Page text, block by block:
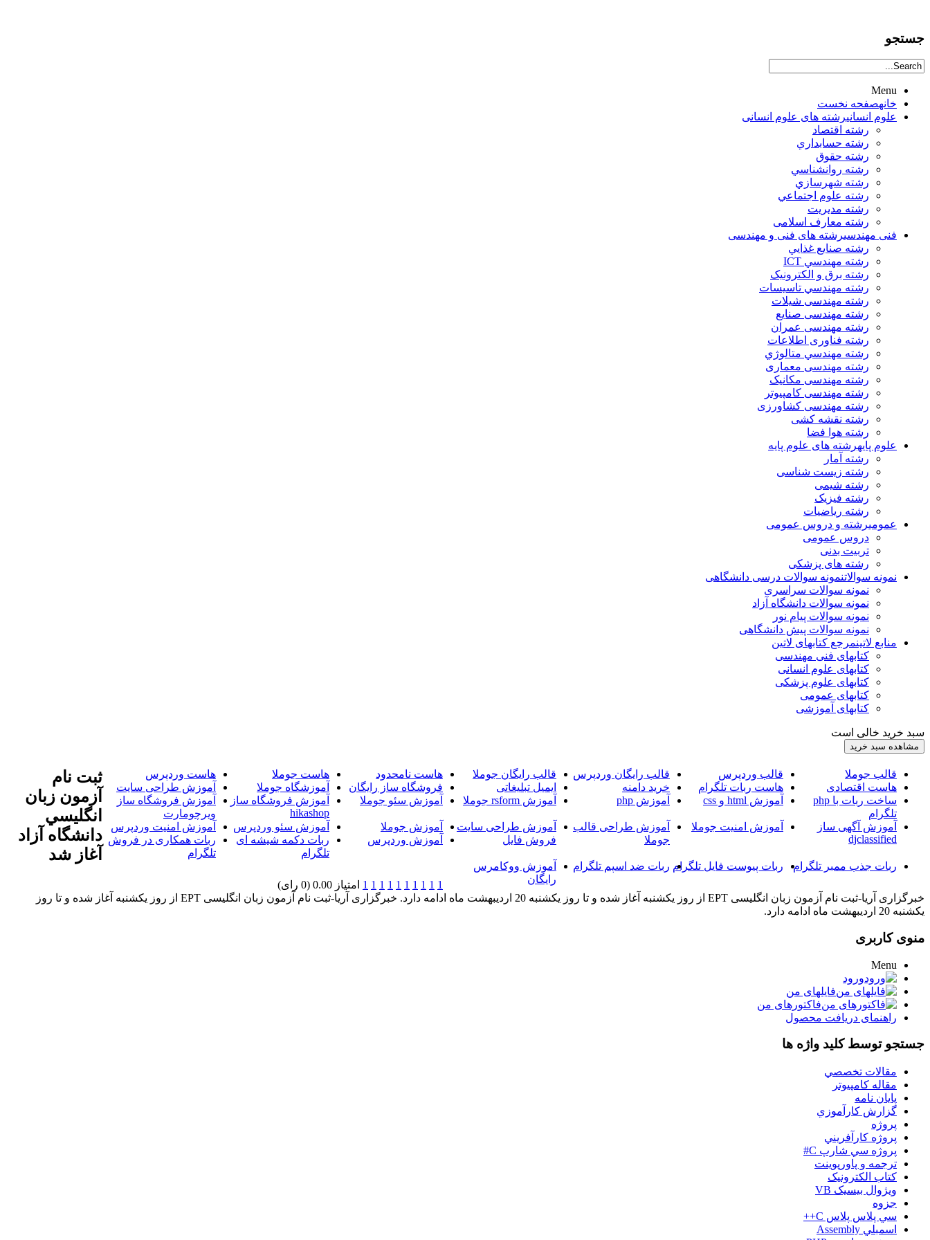
جستجو
Menu
خانهصفحه نخست
علوم انسانيرشته های علوم انسانی
رشته اقتصاد
رشته حسابداري
رشته حقوق
رشته روانشناسي
رشته شهرسازي
رشته علوم اجتماعي
رشته مديريت
رشته معارف اسلامی
فنی مهندسیرشته های فنی و مهندسی
رشته صنايع غذايي
رشته مهندسي ICT
رشته برق و الکترونيک
رشته مهندسي تاسيسات
رشته مهندسی شیلات
رشته مهندسی صنایع
رشته مهندسی عمران
رشته فناوری اطلاعات
رشته مهندسي متالوژي
رشته مهندسی معماری
رشته مهندسی مکانیک
رشته مهندسی کامپیوتر
رشته مهندسی کشاورزی
رشته نقشه کشی
رشته هوا فضا
علوم پایهرشته های علوم پایه
رشته آمار
رشته زیست شناسی
رشته شیمی
رشته فیزیک
رشته ریاضیات
عمومیرشته و دروس عمومی
دروس عمومی
تربیت بدنی
رشته های پزشکی
نمونه سوالاتنمونه سوالات درسی دانشگاهی
نمونه سوالات سراسری
نمونه سوالات دانشگاه آزاد
نمونه سوالات پیام نور
نمونه سوالات پیش دانشگاهی
منابع لاتینمرجع کتابهای لاتین
کتابهای فنی مهندسی
کتابهای علوم انسانی
کتابهای علوم پزشکی
کتابهای عمومی
کتابهای آموزشی
سبد خرید خالی است
قالب جوملا قالب وردپرس قالب رایگان وردپرس قالب رایگان جوملا هاست نامحدود هاست جوملا
هاست وردپرس
هاست اقتصادی
هاست ربات تلگرام خرید دامنه ایمیل تبلیغاتی فروشگاه ساز رایگان آموزشگاه جوملا
آموزش طراحی سایت
ساخت ربات با php
تلگرام
آموزش html و css آموزش php آموزش rsform جوملا آموزش سئو جوملا
آموزش فروشگاه ساز
hikashop
آموزش فروشگاه ساز
ویرچومارت
آموزش آگهی ساز
djclassified
آموزش امنیت جوملا
آموزش طراحی قالب
جوملا
آموزش طراحی سایت
فروش فایل
آموزش جوملا آموزش سئو وردپرس
آموزش امنیت وردپرس
آموزش وردپرس
ربات دکمه شیشه ای
تلگرام
ربات همکاری در فروش
تلگرام
ربات جذب ممبر تلگرام
ربات پیوست فایل تلگرام ربات ضد اسپم تلگرام
آموزش ووکامرس
رایگان
ثبت نام
آزمون زبان
انگليسي
دانشگاه آزاد
آغاز شد
1
1
1
1
1
1
1
1
1
1 امتیاز 0.00 (0 رای)
خبرگزاری آریا-ثبت نام آزمون زبان انگلیسی EPT از روز یکشنبه آغاز شده و تا روز یکشنبه 20 اردیبهشت ماه ادامه دارد. خبرگزاری آریا-ثبت نام آزمون زبان انگلیسی EPT از روز یکشنبه آغاز شده و تا روز
یکشنبه 20 اردیبهشت ماه ادامه دارد.
منوی کاربری
Menu
ورود
فایلهای من
فاکتورهای من
راهنمای دریافت محصول
جستجو توسط کلید واژه ها
مقالات تخصصي
مقاله کامپیوتر
پایان نامه
گزارش کارآموزي
پروژه
پروژه کارآفريني
پروژه سي شارپ C#
ترجمه و پاورپوينت
کتاب الکترونيک
ويژوال بيسيک VB
جزوه
سي پلاس پلاس C++
اسمبلي Assembly